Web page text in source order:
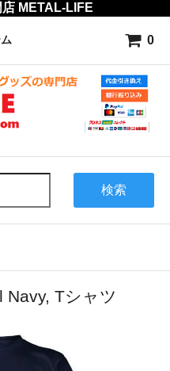
METAL-LIFE
0
検索
Navy, Tシャツ